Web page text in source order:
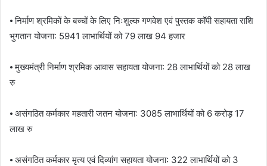
⦁ निर्माण श्रमिकों के बच्चों के लिए निःशुल्क गणवेश एवं पुस्तक कॉपी सहायता राशि
भुगतान योजना: 5941 लाभार्थियों को 79 लाख 94 हजार
⦁ मुख्यमंत्री निर्माण श्रमिक आवास सहायता योजना: 28 लाभार्थियों को 28 लाख
रु
⦁ असंगठित कर्मकार महतारी जतन योजना: 3085 लाभार्थियों को 6 करोड़ 17
लाख रु
⦁ असंगठित कर्मकार मृत्य एवं दिव्यांग सहायता योजना: 322 लाभार्थियों को 3